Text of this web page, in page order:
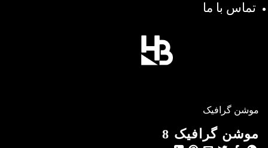
تماس با ما
موشن گرافیک
موشن گرافیک 8